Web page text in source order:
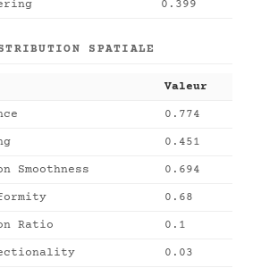
0.399
SPATIALE
Valeur
0.774
0.451
Smoothness 0.694
0.68
Ratio 0.1
0.03